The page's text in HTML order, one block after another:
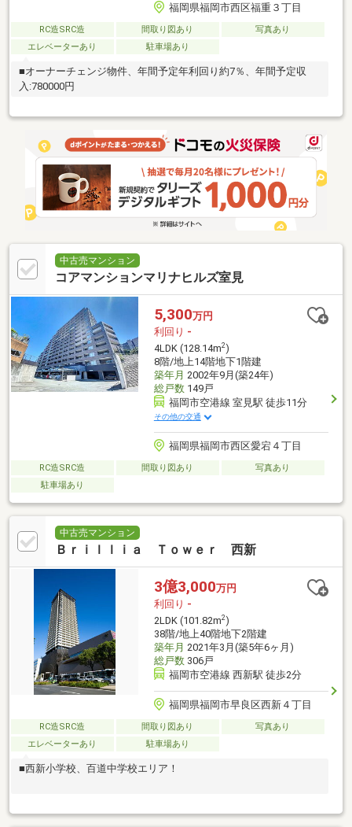
福岡県福岡市西区福重３丁目
RC造SRC造 間取り図あり
写真あり
エレベーターあり
駐車場あり
■オーナーチェンジ物件、年間予定年利回り約7％、年間予定収
入:780000円
中古売マンション
コアマンションマリナヒルズ室見
5,300万円
利回り -
4LDK (128.14m2)
8階/地上14階地下1階建
築年月 2002年9月(築24年)
総戸数149戸
福岡市空港線 室見駅 徒歩11分
その他の交通
福岡県福岡市西区愛宕４丁目
RC造SRC造 間取り図あり
写真あり
駐車場あり
中古売マンション
Ｂｒｉｌｌｉａ Ｔｏｗｅｒ 西新
3億3,000万円
利回り -
2LDK (101.82m2)
38階/地上40階地下2階建
築年月 2021年3月(築5年6ヶ月)
総戸数306戸
福岡市空港線 西新駅 徒歩2分
福岡県福岡市早良区西新４丁目
RC造SRC造 間取り図あり
写真あり
エレベーターあり
駐車場あり
■西新小学校、百道中学校エリア！